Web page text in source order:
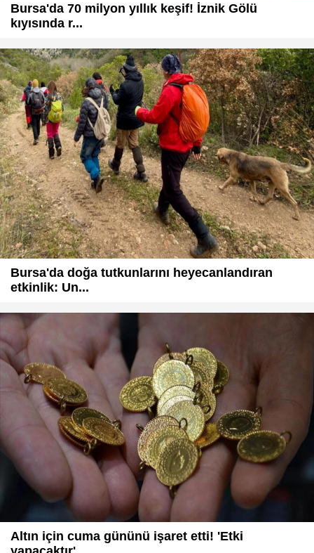
Bursa'da 70 milyon yıllık keşif! İznik Gölü
kıyısında r...
Bursa'da doğa tutkunlarını heyecanlandıran
etkinlik: Un...
Altın için cuma gününü işaret etti! 'Etki